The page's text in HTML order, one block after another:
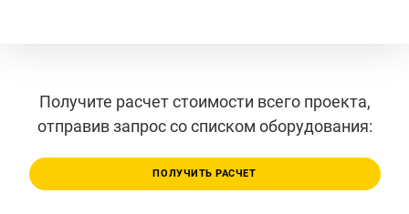
Получите расчет стоимости всего проекта,
отправив запрос со списком оборудования:
ПОЛУЧИТЬ РАСЧЕТ